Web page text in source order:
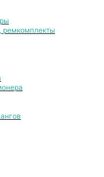
ремкомплекты